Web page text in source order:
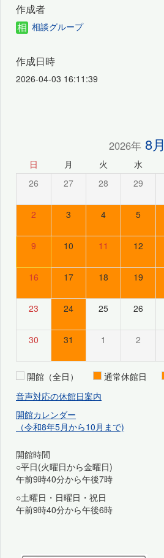
作成者
相談グループ
作成日時
2026-04-03 16:11:39
2026年8月
日 月 火 水
26 27 28 29
2 3 4 5
9 10 11 12
16 17 18 19
23 24 25 26
30 31 1 2
開館（全日） 通常休館日
音声対応の休館日案内
開館カレンダー
（令和8年5月から10月まで)
開館時間
○平日(火曜日から金曜日)
午前9時40分から午後7時
○土曜日・日曜日・祝日
午前9時40分から午後6時